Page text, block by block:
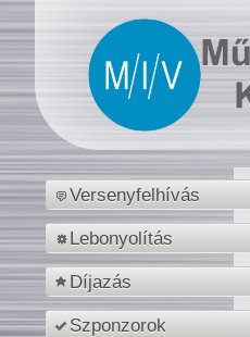
Versenyfelhívás
Lebonyolítás
Díjazás
Szponzorok